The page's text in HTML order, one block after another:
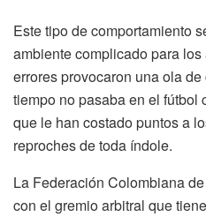
Este tipo de comportamiento
ambiente complicado para
errores provocaron una ola
tiempo no pasaba en el
que le han costado puntos a
reproches de toda índole.
La Federación Colombiana
con el gremio arbitral que